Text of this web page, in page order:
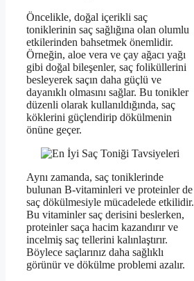
Öncelikle, doğal içerikli saç
toniklerinin saç sağlığına olan olumlu
etkilerinden bahsetmek önemlidir.
Örneğin, aloe vera ve çay ağacı yağı
gibi doğal bileşenler, saç foliküllerini
besleyerek saçın daha güçlü ve
dayanıklı olmasını sağlar. Bu tonikler
düzenli olarak kullanıldığında, saç
köklerini güçlendirip dökülmenin
önüne geçer.
Aynı zamanda, saç toniklerinde
bulunan B-vitaminleri ve proteinler de
saç dökülmesiyle mücadelede etkilidir.
Bu vitaminler saç derisini beslerken,
proteinler saça hacim kazandırır ve
incelmiş saç tellerini kalınlaştırır.
Böylece saçlarınız daha sağlıklı
görünür ve dökülme problemi azalır.